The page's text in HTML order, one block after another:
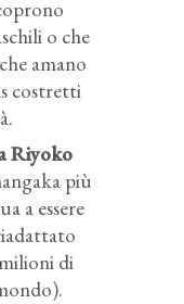
o che
amano
costretti
Riyoko
più
a essere
di